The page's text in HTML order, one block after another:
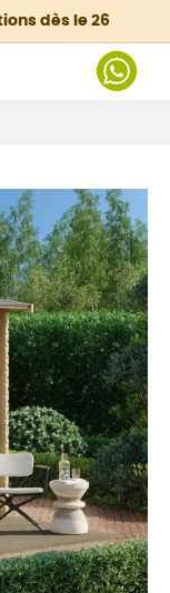
dès le 26